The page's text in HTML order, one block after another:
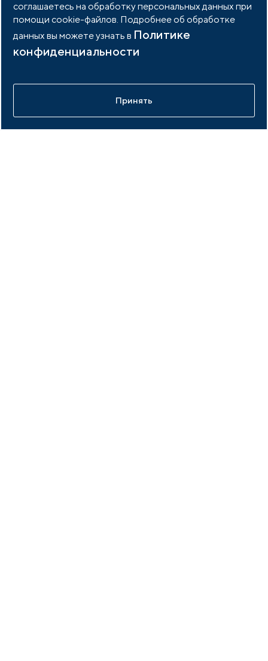
будущем промышленной инфраструктуры
соглашаетесь на обработку персональных данных при
помощи cookie-файлов. Подробнее об обработке
данных вы можете узнать в Политике
конфиденциальности
Принять